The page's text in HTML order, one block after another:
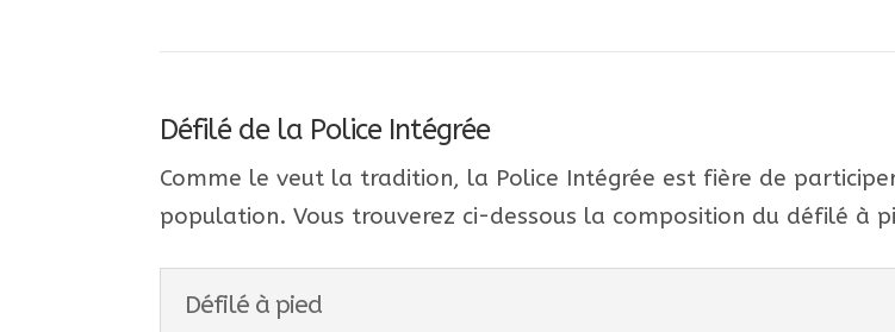
Défilé de la Police Intégrée
Comme le veut la tradition, la Police Intégrée est fière de
population. Vous trouverez ci-dessous la composition du défilé à
Défilé à pied